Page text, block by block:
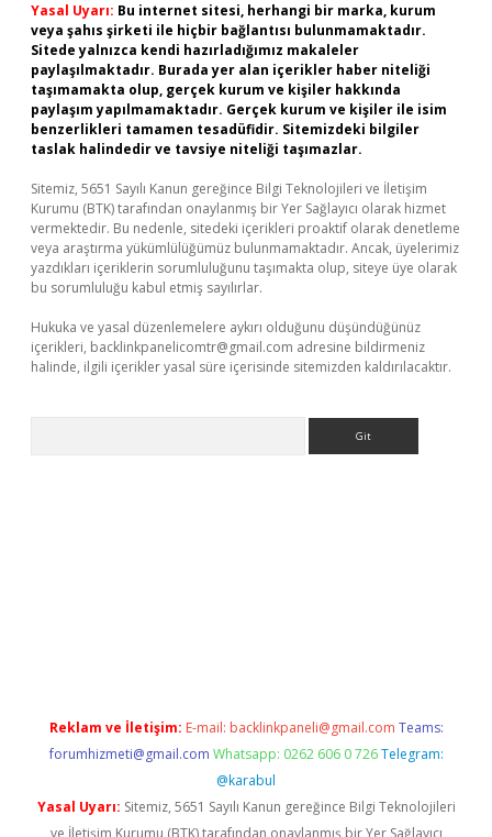
Yasal Uyarı: Bu internet sitesi, herhangi bir marka, kurum
veya şahıs şirketi ile hiçbir bağlantısı bulunmamaktadır.
Sitede yalnızca kendi hazırladığımız makaleler
paylaşılmaktadır. Burada yer alan içerikler haber niteliği
taşımamakta olup, gerçek kurum ve kişiler hakkında
paylaşım yapılmamaktadır. Gerçek kurum ve kişiler ile isim
benzerlikleri tamamen tesadüfidir. Sitemizdeki bilgiler
taslak halindedir ve tavsiye niteliği taşımazlar.
Sitemiz, 5651 Sayılı Kanun gereğince Bilgi Teknolojileri ve İletişim
Kurumu (BTK) tarafından onaylanmış bir Yer Sağlayıcı olarak hizmet
vermektedir. Bu nedenle, sitedeki içerikleri proaktif olarak denetleme
veya araştırma yükümlülüğümüz bulunmamaktadır. Ancak, üyelerimiz
yazdıkları içeriklerin sorumluluğunu taşımakta olup, siteye üye olarak
bu sorumluluğu kabul etmiş sayılırlar.
Hukuka ve yasal düzenlemelere aykırı olduğunu düşündüğünüz
içerikleri, backlinkpanelicomtr@gmail.com adresine bildirmeniz
halinde, ilgili içerikler yasal süre içerisinde sitemizden kaldırılacaktır.
Reklam ve İletişim: E-mail: backlinkpaneli@gmail.com Teams:
forumhizmeti@gmail.com Whatsapp: 0262 606 0 726 Telegram:
@karabul
Yasal Uyarı: Sitemiz, 5651 Sayılı Kanun gereğince Bilgi Teknolojileri
ve İletişim Kurumu (BTK) tarafından onaylanmış bir Yer Sağlayıcı